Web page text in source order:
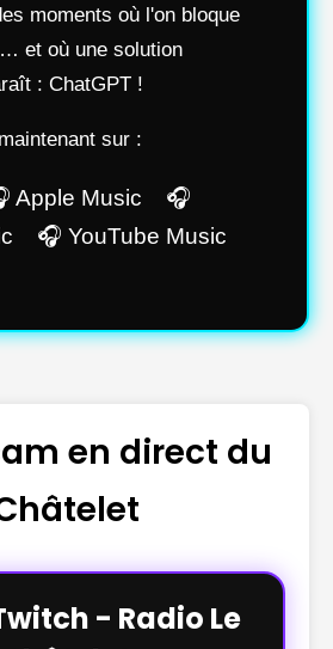
moments où l'on bloque
et où une solution
: ChatGPT !
sur :
Apple Music 🎧
🎧 YouTube Music
en direct du
- Radio Le